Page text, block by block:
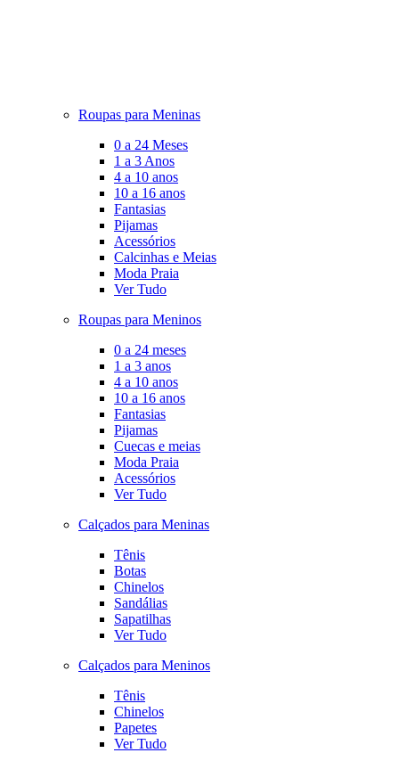
Roupas para Meninas
0 a 24 Meses
1 a 3 Anos
4 a 10 anos
10 a 16 anos
Fantasias
Pijamas
Acessórios
Calcinhas e Meias
Moda Praia
Ver Tudo
Roupas para Meninos
0 a 24 meses
1 a 3 anos
4 a 10 anos
10 a 16 anos
Fantasias
Pijamas
Cuecas e meias
Moda Praia
Acessórios
Ver Tudo
Calçados para Meninas
Tênis
Botas
Chinelos
Sandálias
Sapatilhas
Ver Tudo
Calçados para Meninos
Tênis
Chinelos
Papetes
Ver Tudo